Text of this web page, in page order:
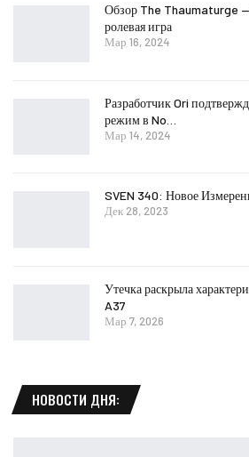
Обзор The Thaumaturge —
ролевая игра
Мар 16, 2024
Разработчик Ori
режим в No…
Мар 14, 2024
SVEN 340: Новое
Дек 28, 2023
Утечка раскрыла
A37
Мар 7, 2026
НОВОСТИ ДНЯ: